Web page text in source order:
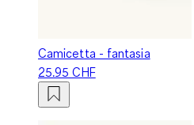
Camicetta - fantasia
25.95 CHF